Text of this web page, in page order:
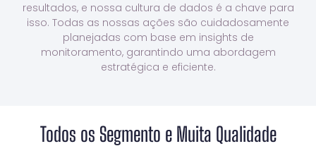
resultados, e nossa cultura de dados é a chave para
isso. Todas as nossas ações são cuidadosamente
planejadas com base em insights de
monitoramento, garantindo uma abordagem
estratégica e eficiente.
Todos os Segmento e Muita Qualidade